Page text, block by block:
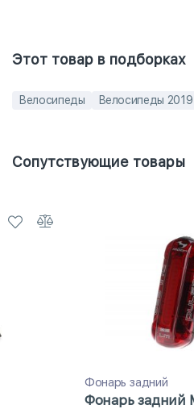
Этот товар в подборках
Велосипеды Велосипеды
Сопутствующие товары
Фонарь задний
Фонарь задний